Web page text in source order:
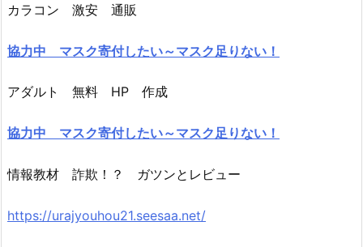
カラコン 激安 通販
協力中 マスク寄付したい～マスク足りない！
アダルト 無料 HP 作成
協力中 マスク寄付したい～マスク足りない！
情報教材 詐欺！？ ガツンとレビュー
https://urajyouhou21.seesaa.net/